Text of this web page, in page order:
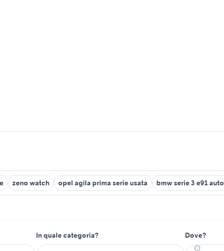
zeno watch opel agila prima serie usata bmw serie 3 e91 auto
In quale categoria? Dove?